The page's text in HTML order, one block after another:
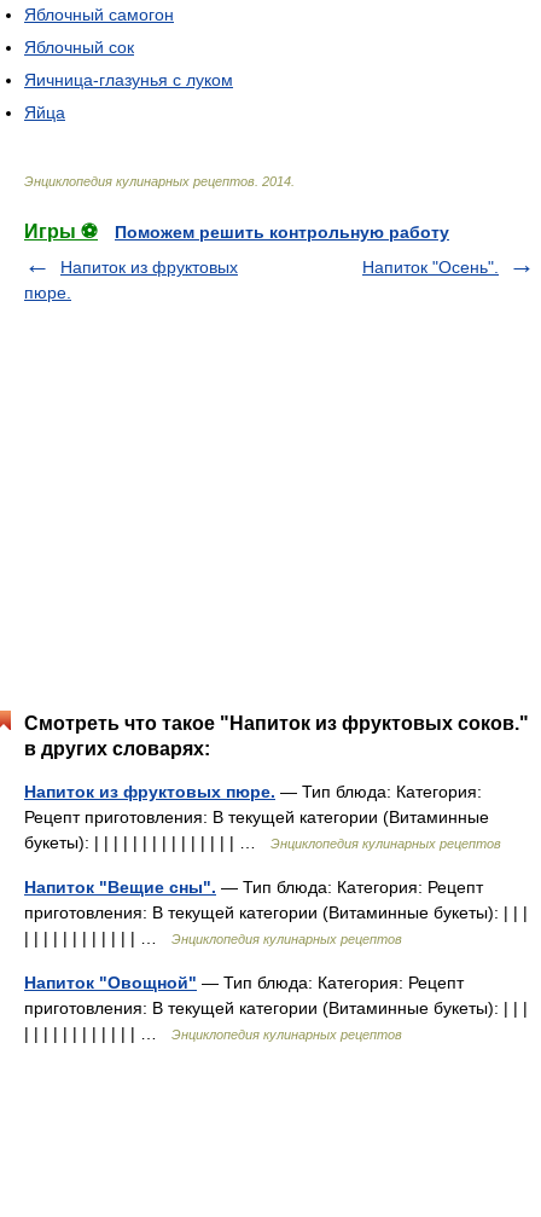
Яблочный самогон
Яблочный сок
Яичница-глазунья с луком
Яйца
Энциклопедия кулинарных рецептов 2014
Игры ⚽
Поможем решить контрольную работу
Напиток из фруктовых
пюре.
Напиток "Осень".
Смотреть что такое "Напиток из фруктовых соков."
в других словарях:
Напиток из фруктовых пюре. — Тип блюда: Категория:
Рецепт приготовления: В текущей категории (Витаминные
букеты): | | | | | | | | | | | | | | | …
Энциклопедия кулинарных рецептов
Напиток "Вещие сны". — Тип блюда: Категория: Рецепт
приготовления: В текущей категории (Витаминные букеты): | | |
| | | | | | | | | | | | …
Энциклопедия кулинарных рецептов
Напиток "Овощной" — Тип блюда: Категория: Рецепт
приготовления: В текущей категории (Витаминные букеты): | | |
| | | | | | | | | | | | …
Энциклопедия кулинарных рецептов